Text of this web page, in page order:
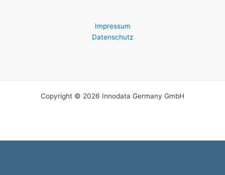
Impressum
Datenschutz
Copyright © 2026 Innodata Germany GmbH